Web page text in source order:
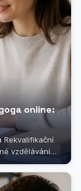
online:
Rekvalifikační
vzdělávání